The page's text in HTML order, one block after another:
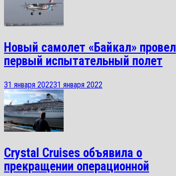
Новый самолет «Байкал» провел
первый испытательный полет
31 января 202231 января 2022
Crystal Cruises объявила о
прекращении операционной